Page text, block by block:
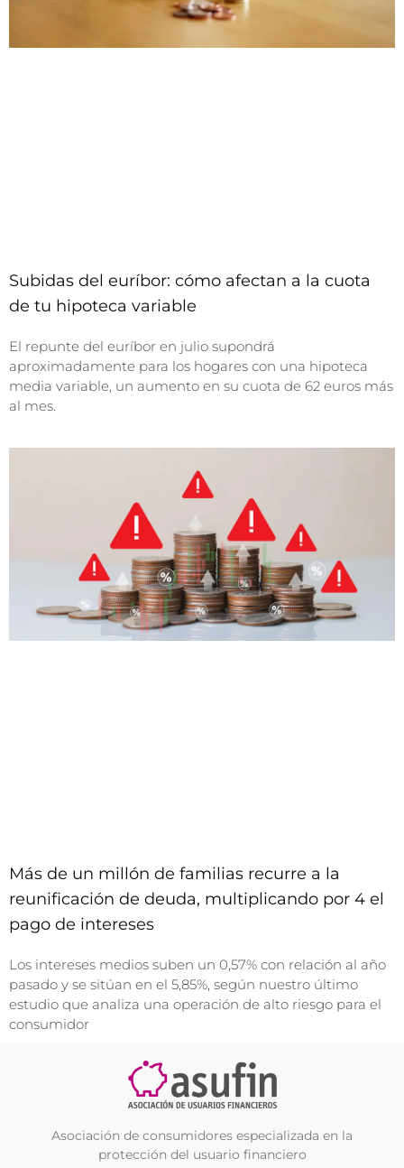
Subidas del euríbor: cómo afectan a la cuota
de tu hipoteca variable
El repunte del euríbor en julio supondrá
aproximadamente para los hogares con una hipoteca
media variable, un aumento en su cuota de 62 euros más
al mes.
Más de un millón de familias recurre a la
reunificación de deuda, multiplicando por 4 el
pago de intereses
Los intereses medios suben un 0,57% con relación al año
pasado y se sitúan en el 5,85%, según nuestro último
estudio que analiza una operación de alto riesgo para el
consumidor
Asociación de consumidores especializada en la
protección del usuario financiero